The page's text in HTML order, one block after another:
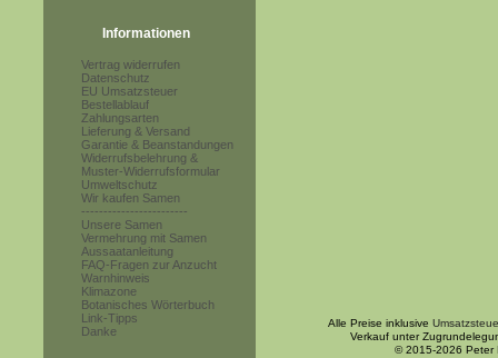
Informationen
Vertrag widerrufen
Datenschutz
EU Umsatzsteuer
Bestellablauf
Zahlungsarten
Lieferung & Versand
Garantie & Beanstandungen
Widerrufsbelehrung &
Muster-Widerrufsformular
Umweltschutz
Wir kaufen Samen
------------------------
Unsere Samen
Vermehrung mit Samen
Aussaatanleitung
FAQ-Fragen zur Anzucht
Warnhinweis
Klimazone
Botanisches Wörterbuch
Link-Tipps
Danke
Alle Preise inklusive
Verkauf unter
© 2015-2026 Peter